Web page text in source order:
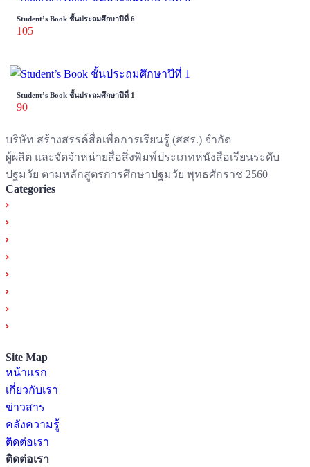
Student’s Book ชั้นประถมศึกษาปีที่ 6
105
Student’s Book ชั้นประถมศึกษาปีที่ 1
90
บริษัท สร้างสรรค์สื่อเพื่อการเรียนรู้ (สสร.) จำกัด
ผู้ผลิต และจัดจำหน่ายสื่อสิ่งพิมพ์ประเภทหนังสือเรียนระดับ
ปฐมวัย ตามหลักสูตรการศึกษาปฐมวัย พุทธศักราช 2560
Categories
Site Map
หน้าแรก
เกี่ยวกับเรา
ข่าวสาร
คลังความรู้
ติดต่อเรา
ติดต่อเรา